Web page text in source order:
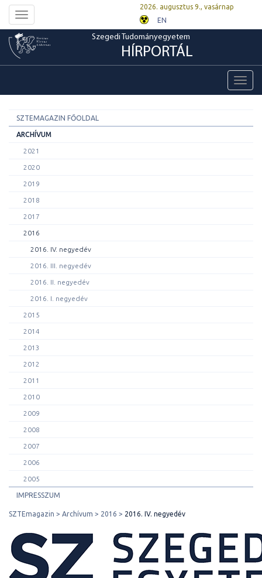
Toggle
navigation
2026. augusztus 9., vasárnap
EN
Szegedi Tudományegyetem
HÍRPORTÁL
SZTEMAGAZIN FŐOLDAL
ARCHÍVUM
2021
2020
2019
2018
2017
2016
2016. IV. negyedév
2016. III. negyedév
2016. II. negyedév
2016. I. negyedév
2015
2014
2013
2012
2011
2010
2009
2008
2007
2006
2005
IMPRESSZUM
SZTEmagazin Archívum 2016 2016. IV. negyedév